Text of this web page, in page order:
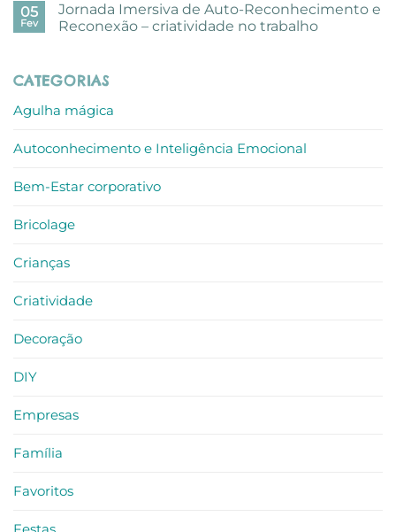
aguarelas
nos
escritórios
em
Mundo
de
Escolha
do
05
Fev
Jornada Imersiva de Auto-Reconhecimento e
Reconexão – criatividade no trabalho
Jornada
Imersiva
Auto-
Reconexão
no
trabalho
CATEGORIAS
Agulha mágica
Autoconhecimento e Inteligência Emocional
Bem-Estar corporativo
Bricolage
Crianças
Criatividade
Decoração
DIY
Empresas
Família
Favoritos